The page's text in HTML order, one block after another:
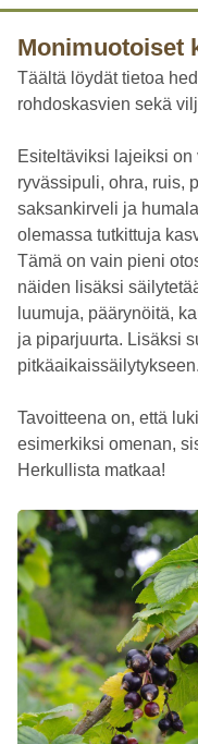
Monimuotoiset
Täältä löydät tietoa
rohdoskasvien sekä
Esiteltäviksi lajeiksi on
ryvässipuli, ohra, ruis,
saksankirveli ja
olemassa tutkittuja
Tämä on vain pieni
näiden lisäksi
luumuja, päärynöitä,
ja piparjuurta. Lisäksi
pitkäaikaissäilytykseen.
Tavoitteena on, että
esimerkiksi omenan,
Herkullista matkaa!